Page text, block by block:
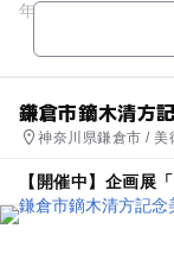
年度は館内無料ス
鎌倉市鏑木清方
神奈川県鎌倉市 / 美
【開催中】企画展